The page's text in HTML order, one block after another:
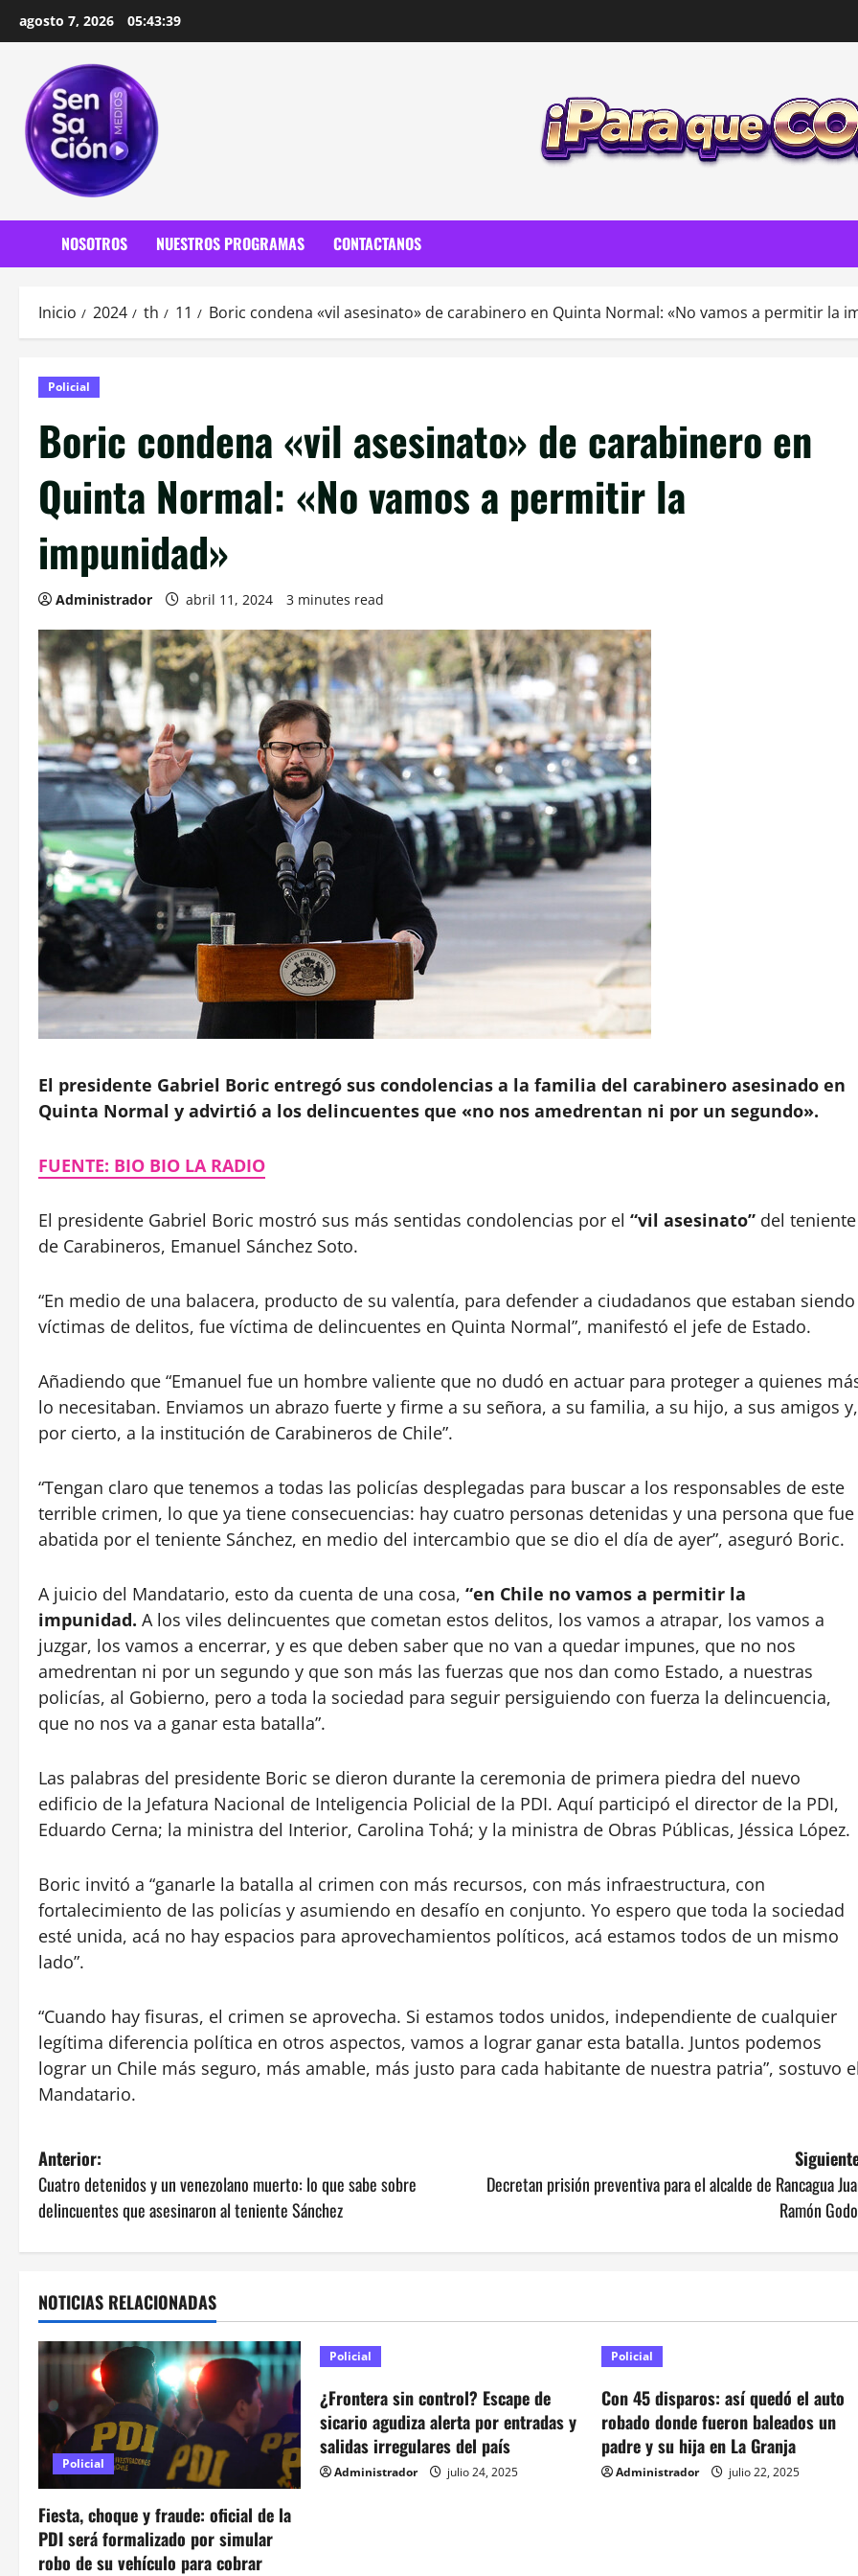
agosto 7, 2026 05:43:40
NOSOTROS NUESTROS PROGRAMAS CONTACTANOS
Inicio 2024 th 11 Boric condena «vil asesinato» de carabinero en Quinta Normal: «No vamos a permitir la
Policial
Boric condena «vil asesinato» de carabinero en
Quinta Normal: «No vamos a permitir la
impunidad»
Administrador abril 11, 2024 3 minutes read
El presidente Gabriel Boric entregó sus condolencias a la familia del carabinero asesinado en
Quinta Normal y advirtió a los delincuentes que «no nos amedrentan ni por un segundo».
FUENTE: BIO BIO LA RADIO
El presidente Gabriel Boric mostró sus más sentidas condolencias por el “vil asesinato” del teniente
de Carabineros, Emanuel Sánchez Soto.
“En medio de una balacera, producto de su valentía, para defender a ciudadanos que estaban siendo
víctimas de delitos, fue víctima de delincuentes en Quinta Normal”, manifestó el jefe de Estado.
Añadiendo que “Emanuel fue un hombre valiente que no dudó en actuar para proteger a quienes
lo necesitaban. Enviamos un abrazo fuerte y firme a su señora, a su familia, a su hijo, a sus amigos y,
por cierto, a la institución de Carabineros de Chile”.
“Tengan claro que tenemos a todas las policías desplegadas para buscar a los responsables de este
terrible crimen, lo que ya tiene consecuencias: hay cuatro personas detenidas y una persona que fue
abatida por el teniente Sánchez, en medio del intercambio que se dio el día de ayer”, aseguró Boric.
A juicio del Mandatario, esto da cuenta de una cosa, “en Chile no vamos a permitir la
impunidad. A los viles delincuentes que cometan estos delitos, los vamos a atrapar, los vamos a
juzgar, los vamos a encerrar, y es que deben saber que no van a quedar impunes, que no nos
amedrentan ni por un segundo y que son más las fuerzas que nos dan como Estado, a nuestras
policías, al Gobierno, pero a toda la sociedad para seguir persiguiendo con fuerza la delincuencia,
que no nos va a ganar esta batalla”.
Las palabras del presidente Boric se dieron durante la ceremonia de primera piedra del nuevo
edificio de la Jefatura Nacional de Inteligencia Policial de la PDI. Aquí participó el director de la PDI,
Eduardo Cerna; la ministra del Interior, Carolina Tohá; y la ministra de Obras Públicas, Jéssica López.
Boric invitó a “ganarle la batalla al crimen con más recursos, con más infraestructura, con
fortalecimiento de las policías y asumiendo en desafío en conjunto. Yo espero que toda la sociedad
esté unida, acá no hay espacios para aprovechamientos políticos, acá estamos todos de un mismo
lado”.
“Cuando hay fisuras, el crimen se aprovecha. Si estamos todos unidos, independiente de cualquier
legítima diferencia política en otros aspectos, vamos a lograr ganar esta batalla. Juntos podemos
lograr un Chile más seguro, más amable, más justo para cada habitante de nuestra patria”, sostuvo
Mandatario.
N
a
v
e
g
a
c
i
ó
n
d
Anterior:
Cuatro detenidos y un venezolano muerto: lo que sabe sobre
delincuentes que asesinaron al teniente Sánchez
Decretan prisión preventiva para el alcalde de Rancagua
Ramón
NOTICIAS RELACIONADAS
Policial
Fiesta, choque y fraude: oficial de la
PDI será formalizado por simular
robo de su vehículo para cobrar
Policial
¿Frontera sin control? Escape de
sicario agudiza alerta por entradas y
salidas irregulares del país
Administrador julio 24, 2025
Policial
Con 45 disparos: así quedó el auto
robado donde fueron baleados un
padre y su hija en La Granja
Administrador julio 22, 2025